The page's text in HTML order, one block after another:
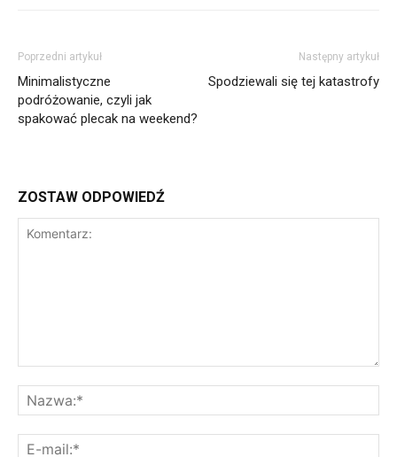
Poprzedni artykuł
Minimalistyczne
podróżowanie, czyli jak
spakować plecak na weekend?
Następny artykuł
Spodziewali się tej katastrofy
ZOSTAW ODPOWIEDŹ